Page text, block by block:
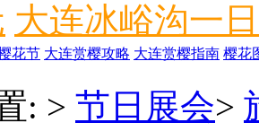
大连冰峪沟一
花节 大连赏樱攻略 大连赏樱指南 樱花
: > 节日展会>